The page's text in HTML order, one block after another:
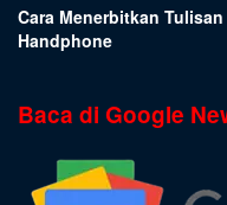
Cara Menerbitkan
Handphone
Baca di Google